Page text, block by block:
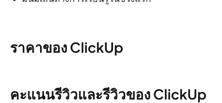
ราคาของ ClickUp
คะแนนรีวิวและรีวิวของ ClickUp